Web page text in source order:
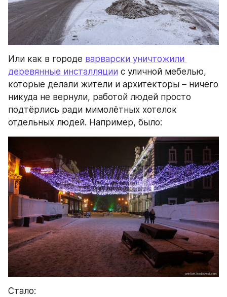
Или как в городе варварски уничтожили
деревянные инсталляции с уличной мебелью,
которые делали жители и архитекторы – ничего
никуда не вернули, работой людей просто
подтёрлись ради мимолётных хотелок
отдельных людей. Например, было:
Стало: